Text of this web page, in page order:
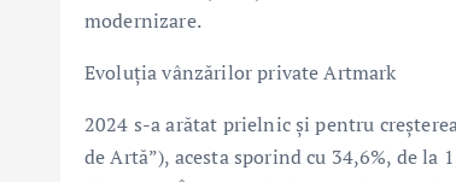
modernizare.
Evoluția vânzărilor private Artmark
2024 s-a arătat prielnic și pentru
de Artă”), acesta sporind cu 34,6%, de